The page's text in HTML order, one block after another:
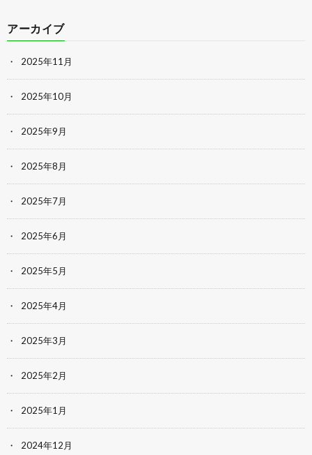
アーカイブ
2025年11月
2025年10月
2025年9月
2025年8月
2025年7月
2025年6月
2025年5月
2025年4月
2025年3月
2025年2月
2025年1月
2024年12月